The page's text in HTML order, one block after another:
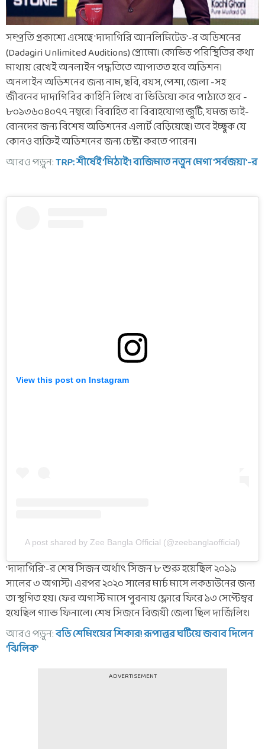
সম্প্রতি প্রকাশ্যে এসেছে 'দাদাগিরি আনলিমিটেড'-র অডিশনের
(Dadagiri Unlimited Auditions) প্রোমো। কোভিড পরিস্থিতির কথা
মাথায় রেখেই অনলাইন পদ্ধতিতে আপাতত হবে অডিশন।
অনলাইন অডিশনের জন্য নাম, ছবি, বয়স, পেশা, জেলা -সহ
জীবনের দাদাগিরির কাহিনি লিখে বা ভিডিয়ো করে পাঠাতে হবে -
৮০১৩৬০৪০৭৭ নম্বরে। বিবাহিত বা বিবাহযোগ্য জুটি, যমজ ভাই-
বোনদের জন্য বিশেষ অডিশনের এলার্ট বেড়িয়েছে। তবে ইচ্ছুক যে
কোনও ব্যক্তিই অডিশনের জন্য চেষ্টা করতে পারেন।
আরও পড়ুন:TRP: শীর্ষেই 'মিঠাই'! বাজিমাত নতুন মেগা 'সর্বজয়া'-র
View this post on Instagram
A post shared by Zee Bangla Official (@zeebanglaofficial)
'দাদাগিরি'-র শেষ সিজন অর্থাৎ সিজন ৮ শুরু হয়েছিল ২০১৯
সালের ৩ অগাস্ট। এরপর ২০২০ সালের মার্চ মাসে লকডাউনের জন্য
তা স্থগিত হয়। ফের অগাস্ট মাসে পুরনায় ফ্লোরে ফিরে ১৩ সেপ্টেম্বর
হয়েছিল গ্যান্ড ফিনালে। শেষ সিজনে বিজয়ী জেলা ছিল দার্জিলিং।
আরও পড়ুন:বডি শেমিংয়ের শিকার! রূপান্তর ঘটিয়ে জবাব দিলেন
'ঝিলিক'
ADVERTISEMENT